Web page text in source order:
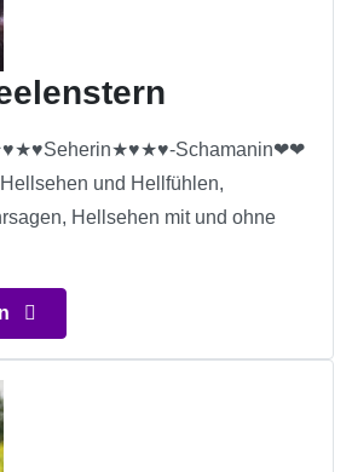
Schamanin❤❤
und Hellfühlen,
Hellsehen mit und ohne